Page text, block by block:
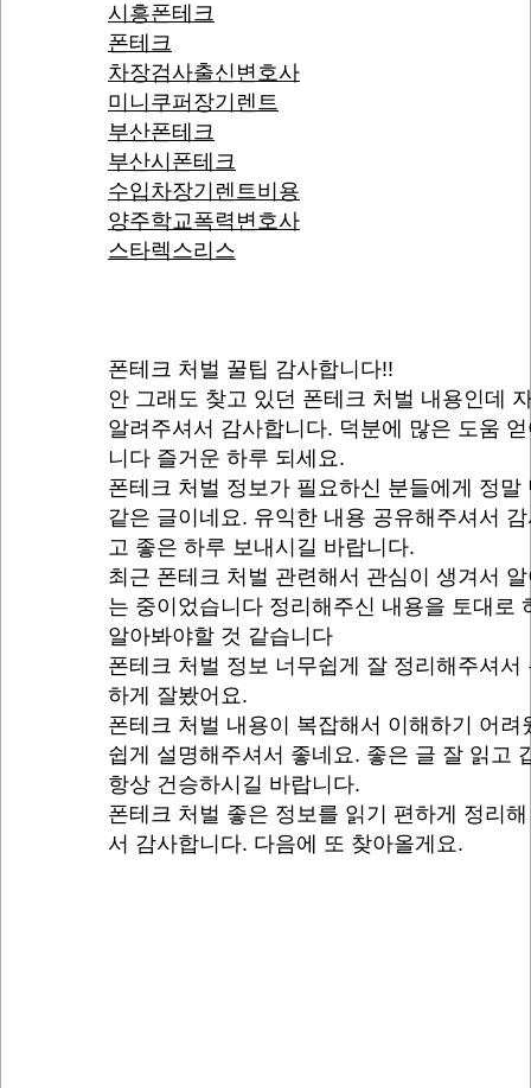
시흥폰테크
폰테크
차장검사출신변호사
미니쿠퍼장기렌트
부산폰테크
부산시폰테크
수입차장기렌트비용
양주학교폭력변호사
스타렉스리스
폰테크 처벌 꿀팁 감사합니다!!
안 그래도 찾고 있던 폰테크 처벌 내용인데
알려주셔서 감사합니다. 덕분에 많은 도움
니다 즐거운 하루 되세요.
폰테크 처벌 정보가 필요하신 분들에게 정말
같은 글이네요. 유익한 내용 공유해주셔서
고 좋은 하루 보내시길 바랍니다.
최근 폰테크 처벌 관련해서 관심이 생겨서
는 중이었습니다 정리해주신 내용을 토대로
알아봐야할 것 같습니다
폰테크 처벌 정보 너무쉽게 잘 정리해주셔서
하게 잘봤어요.
폰테크 처벌 내용이 복잡해서 이해하기 어려
쉽게 설명해주셔서 좋네요. 좋은 글 잘 읽고
항상 건승하시길 바랍니다.
폰테크 처벌 좋은 정보를 읽기 편하게 정리
서 감사합니다. 다음에 또 찾아올게요.